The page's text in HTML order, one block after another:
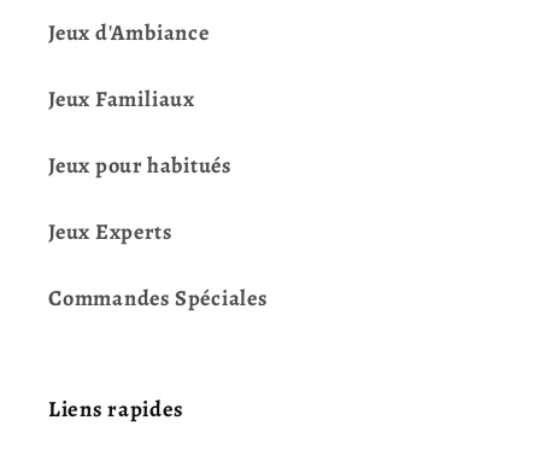
Jeux d'Ambiance
Jeux Familiaux
Jeux pour habitués
Jeux Experts
Commandes Spéciales
Liens rapides